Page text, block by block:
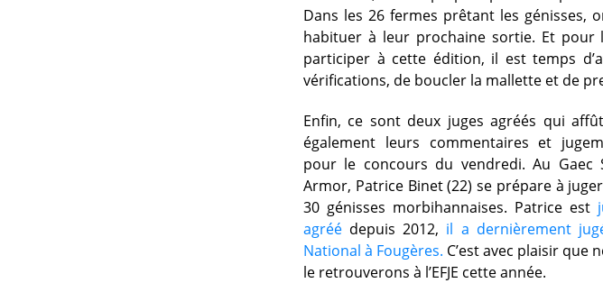
Dans les 26 fermes prêtant les génisses,
habituer à leur prochaine sortie. Et
participer à cette édition, il est temps
vérifications, de boucler la mallette et de
Enfin, ce sont deux juges agréés qui
également leurs commentaires et
pour le concours du vendredi. Au Gaec
Armor, Patrice Binet (22) se prépare à
30 génisses morbihannaises. Patrice est
agréé depuis 2012, il a dernièrement
National à Fougères. C’est avec plaisir que
le retrouverons à l’EFJE cette année.